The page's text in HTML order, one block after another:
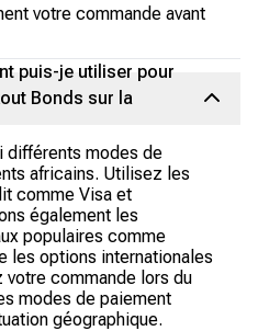
votre commande avant
puis-je utiliser pour
Bonds sur la
différents modes de
africains. Utilisez les
comme Visa et
également les
populaires comme
les options internationales
votre commande lors du
modes de paiement
géographique.